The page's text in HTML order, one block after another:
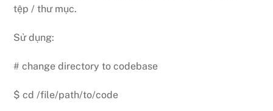
tệp / thư mục.
Sử dụng:
# change directory to codebase
$ cd /file/path/to/code